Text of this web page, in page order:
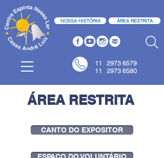
NOSSA HISTÓRIA ÁREA RESTRITA
11 2973 6579
11 2973 6580
ÁREA RESTRITA
CANTO DO EXPOSITOR